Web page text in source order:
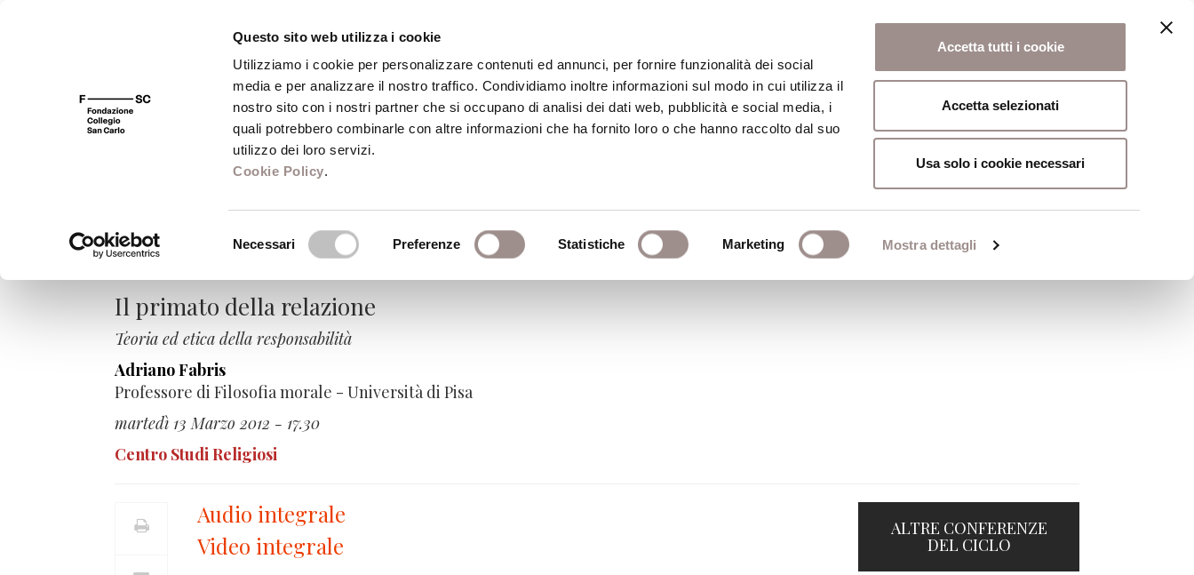
Questo sito web utilizza i cookie
Utilizziamo i cookie per personalizzare contenuti ed annunci, per fornire funzionalità dei social
media e per analizzare il nostro traffico. Condividiamo inoltre informazioni sul modo in cui utilizza il
nostro sito con i nostri partner che si occupano di analisi dei dati web, pubblicità e social media, i
quali potrebbero combinarle con altre informazioni che ha fornito loro o che hanno raccolto dal suo
utilizzo dei loro servizi.
Cookie Policy.
Necessari Preferenze Statistiche Marketing Mostra dettagli
Accetta tutti i cookie
Accetta selezionati
Usa solo i cookie necessari
FSC 400 Fondazione Biblioteca Centro Culturale Centro Studi Religiosi Scuola Alti Studi
Bene comune. Tra politiche pubbliche e culture religiose
Le frontiere dell'Europa
Il primato della relazione
Teoria ed etica della responsabilità
Adriano Fabris
Professore di Filosofia morale - Università di Pisa
martedì 13 Marzo 2012 - 17.30
Centro Studi Religiosi
Audio integrale
Video integrale
ALTRE CONFERENZE
DEL CICLO